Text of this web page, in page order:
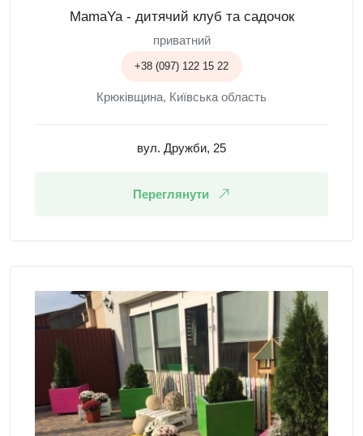
MamaYa - дитячий клуб та садочок
приватний
+38 (097) 122 15 22
Крюківщина, Київська область
вул. Дружби, 25
Переглянути